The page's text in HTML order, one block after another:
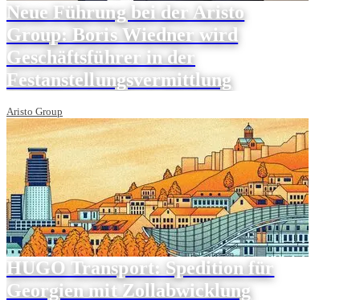
Neue Führung bei der Aristo
Group: Boris Wiedner wird
Geschäftsführer in der
Festanstellungsvermittlung
Aristo Group
HUGO Transport: Spedition für
Georgien mit Zollabwicklung